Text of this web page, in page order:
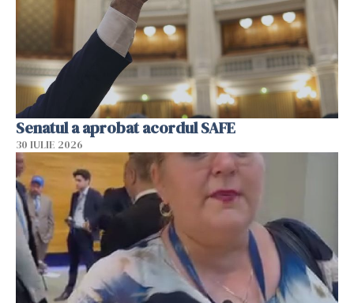
Senatul a aprobat acordul SAFE
30 IULIE 2026